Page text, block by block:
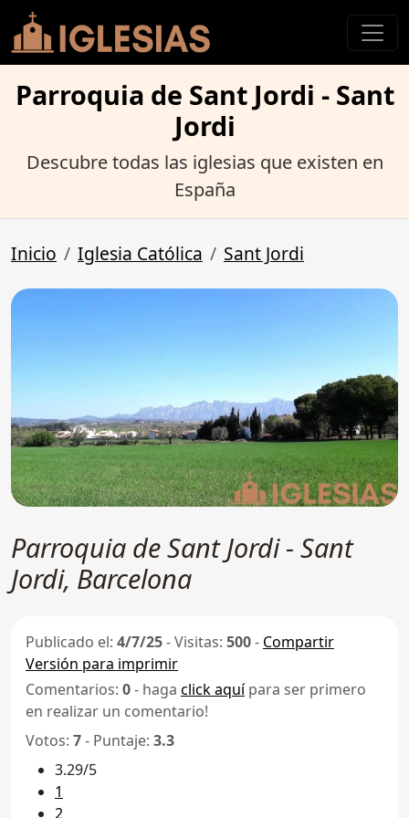
Parroquia de Sant Jordi - Sant
Jordi
Descubre todas las iglesias que existen en
España
Inicio Iglesia Católica Sant Jordi
Parroquia de Sant Jordi - Sant
Jordi, Barcelona
Publicado el: 4/7/25-Visitas: 500- Compartir
Versión para imprimir
Comentarios: 0- haga click aquípara ser primero
en realizar un comentario!
Votos: 7- Puntaje: 3.3
3.29/5
1
2